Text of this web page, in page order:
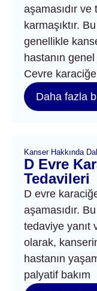
aşamasıdır
karmaşıktır.
genellikle
hastanın
Cevre
Daha fazla
Kanser Hakkında
D Evre
Tedavileri
D evre
aşamasıdır.
tedaviye yanıt
olarak,
hastanın
palyatif bakım